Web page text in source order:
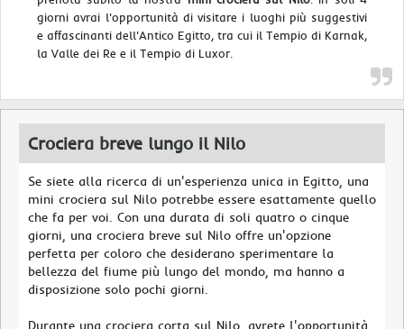
giorni avrai l'opportunità di visitare i luoghi più suggestivi
e affascinanti dell'Antico Egitto, tra cui il Tempio di Karnak,
la Valle dei Re e il Tempio di Luxor.
Crociera breve lungo il Nilo
Se siete alla ricerca di un'esperienza unica in Egitto, una
mini crociera sul Nilo potrebbe essere esattamente quello
che fa per voi. Con una durata di soli quatro o cinque
giorni, una crociera breve sul Nilo offre un'opzione
perfetta per coloro che desiderano sperimentare la
bellezza del fiume più lungo del mondo, ma hanno a
disposizione solo pochi giorni.